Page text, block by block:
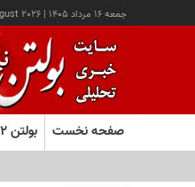
جمعه ۱۶ مرداد ۱۴۰۵ |
2026
صفحه نخست بولتن ۲